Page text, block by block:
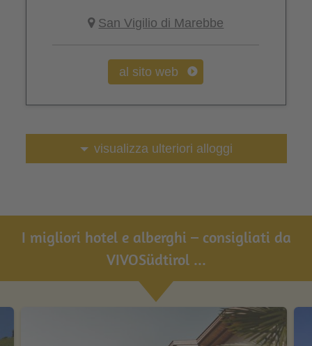
San Vigilio di Marebbe
al sito web
visualizza ulteriori alloggi
I migliori hotel e alberghi – consigliati da
VIVOSüdtirol ...